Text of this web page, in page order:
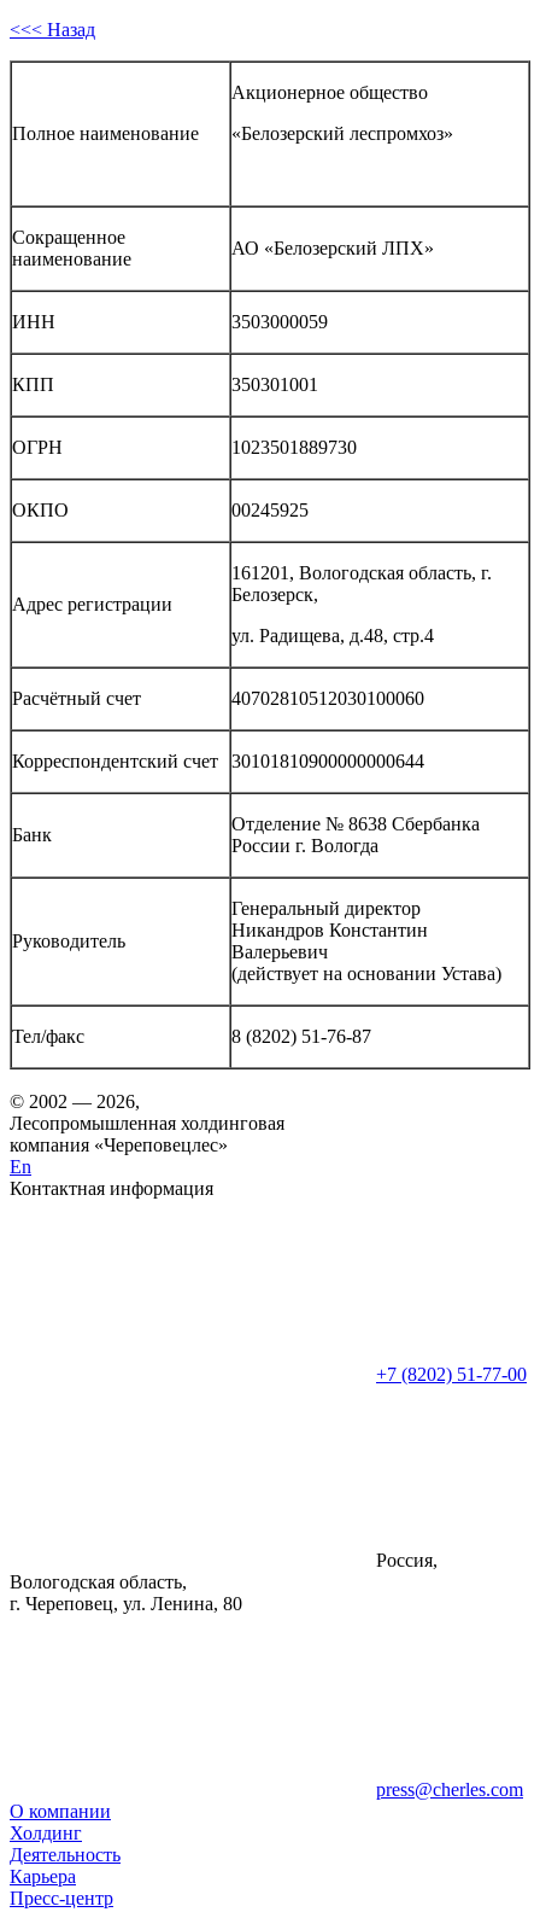
<<< Назад
Полное наименование
Акционерное общество
«Белозерский леспромхоз»
Сокращенное
наименование
АО «Белозерский ЛПХ»
ИНН 3503000059
КПП 350301001
ОГРН 1023501889730
ОКПО 00245925
Адрес регистрации
161201, Вологодская область, г.
Белозерск,
ул. Радищева, д.48, стр.4
Расчётный счет 40702810512030100060
Корреспондентский счет 30101810900000000644
Банк
Отделение № 8638 Сбербанка
России г. Вологда
Руководитель
Генеральный директор
Никандров Константин
Валерьевич
(действует на основании Устава)
Тел/факс 8 (8202) 51-76-87
© 2002 — 2026,
Лесопромышленная холдинговая
компания «Череповецлес»
En
Контактная информация
+7 (8202) 51-77-00
Россия,
Вологодская область,
г. Череповец, ул. Ленина, 80
press@cherles.com
О компании
Холдинг
Деятельность
Карьера
Пресс-центр